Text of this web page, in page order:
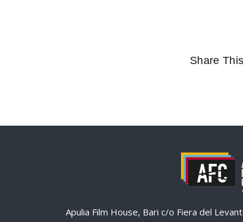
Share
Apulia Film House, Bari c/o Fiera del